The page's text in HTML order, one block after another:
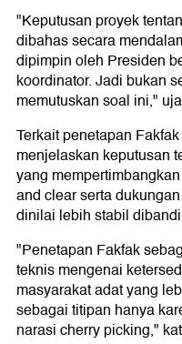
"Keputusan proyek
dibahas secara
dipimpin oleh Presiden
koordinator. Jadi bukan
memutuskan soal ini,"
Terkait penetapan
menjelaskan keputusan
yang
and clear serta
dinilai lebih stabil
"Penetapan Fakfak
teknis mengenai
masyarakat adat yang
sebagai titipan hanya
narasi cherry picking,"